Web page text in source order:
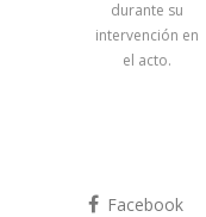
durante su
intervención en
el acto.
Facebook